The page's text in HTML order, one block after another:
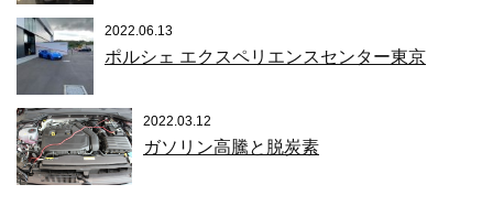
2022.06.13
ポルシェ エクスペリエンスセンター東京
2022.03.12
ガソリン高騰と脱炭素